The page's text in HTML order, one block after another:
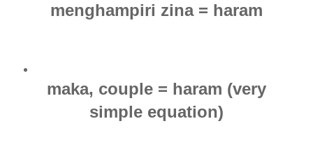
menghampiri zina = haram
maka, couple = haram (very
simple equation)